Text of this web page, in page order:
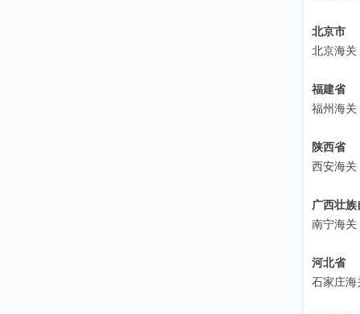
北京市
北京海关
福建省
福州海关
陕西省
西安海关
广西壮族
南宁海关
河北省
石家庄海